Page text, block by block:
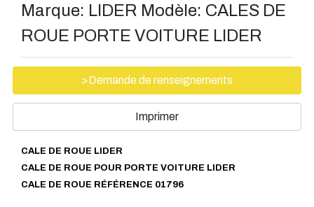
Marque: LIDER Modèle: CALES DE
ROUE PORTE VOITURE LIDER
>Demande de renseignements
Imprimer
CALE DE ROUE LIDER
CALE DE ROUE POUR PORTE VOITURE LIDER
CALE DE ROUE RÉFÉRENCE 01796